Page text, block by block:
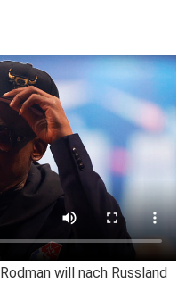
will nach Russland